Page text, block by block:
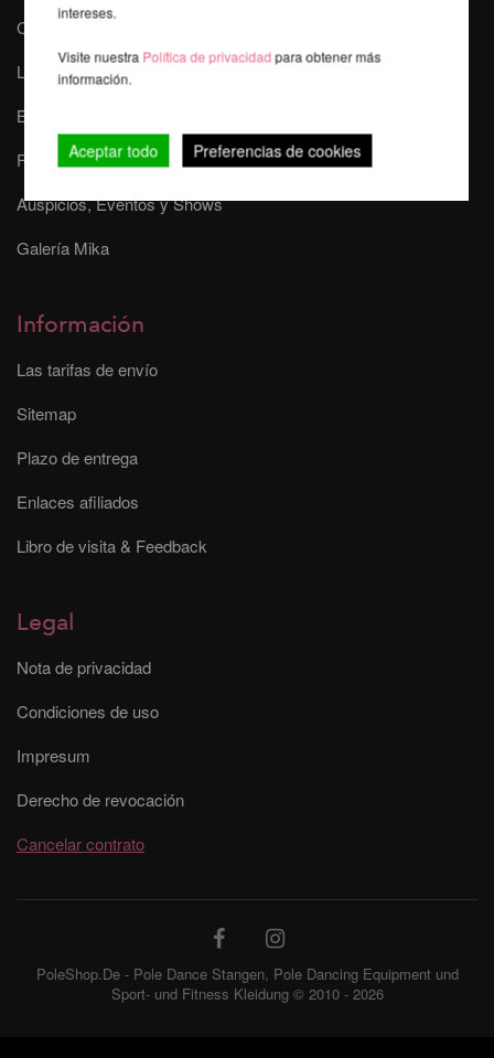
Curso online de poledance
La seguridad durante el Pole Dance
Buscador de Pole
FAQ - Preguntas más frecuentes
Auspicios, Eventos y Shows
Galería Mika
Información
Las tarifas de envío
Sitemap
Plazo de entrega
Enlaces afiliados
Libro de visita & Feedback
Legal
Nota de privacidad
Condiciones de uso
Impresum
Derecho de revocación
Cancelar contrato
PoleShop.De - Pole Dance Stangen, Pole Dancing Equipment und
Sport- und Fitness Kleidung © 2010 - 2026
intereses.
Visite nuestra Política de privacidadpara obtener más
información.
Aceptar todo Preferencias de cookies